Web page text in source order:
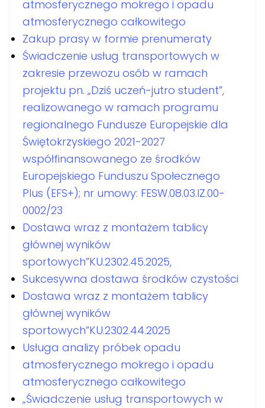
atmosferycznego mokrego i opadu
atmosferycznego całkowitego
Zakup prasy w formie prenumeraty
Świadczenie usług transportowych w
zakresie przewozu osób w ramach
projektu pn. „Dziś uczeń-jutro student”,
realizowanego w ramach programu
regionalnego Fundusze Europejskie dla
Świętokrzyskiego 2021-2027
współfinansowanego ze środków
Europejskiego Funduszu Społecznego
Plus (EFS+); nr umowy: FESW.08.03.IZ.00-
0002/23
Dostawa wraz z montażem tablicy
głównej wyników
sportowych”KU.2302.45.2025,
Sukcesywna dostawa środków czystości
Dostawa wraz z montażem tablicy
głównej wyników
sportowych”KU.2302.44.2025
Usługa analizy próbek opadu
atmosferycznego mokrego i opadu
atmosferycznego całkowitego
„Świadczenie usług transportowych w